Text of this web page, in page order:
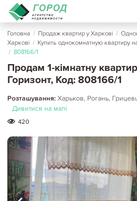
Головна / Продаж квартир у Харкові /
Харкові / Купить однокомнатную квартиру
/ 808166/1
Продам 1-кімнатну
Горизонт, Код: 808166/1
Розташування: Харьков, Рогань,
Дивитися на мапі
420